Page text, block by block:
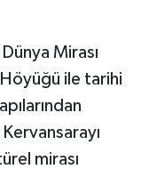
Mirası
ile tarihi
mirası